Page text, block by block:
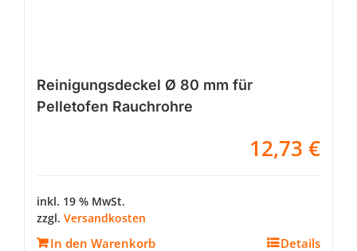
Reinigungsdeckel Ø 80 mm für
Pelletofen Rauchrohre
12,73 €
inkl. 19 % MwSt.
zzgl. Versandkosten
In den Warenkorb Details